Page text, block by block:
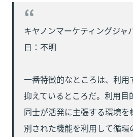
キヤノンマーケティングジャ
日：不明
一番特徴的なところは、利用
抑えているところだ。利用目
同士が活発に主張する環境
別された機能を利用して循環